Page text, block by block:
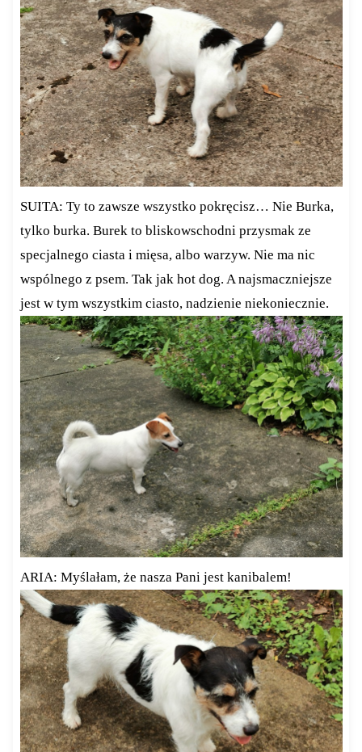
SUITA: Ty to zawsze wszystko pokręcisz… Nie Burka,
tylko burka. Burek to bliskowschodni przysmak ze
specjalnego ciasta i mięsa, albo warzyw. Nie ma nic
wspólnego z psem. Tak jak hot dog. A najsmaczniejsze
jest w tym wszystkim ciasto, nadzienie niekoniecznie.
ARIA: Myślałam, że nasza Pani jest kanibalem!